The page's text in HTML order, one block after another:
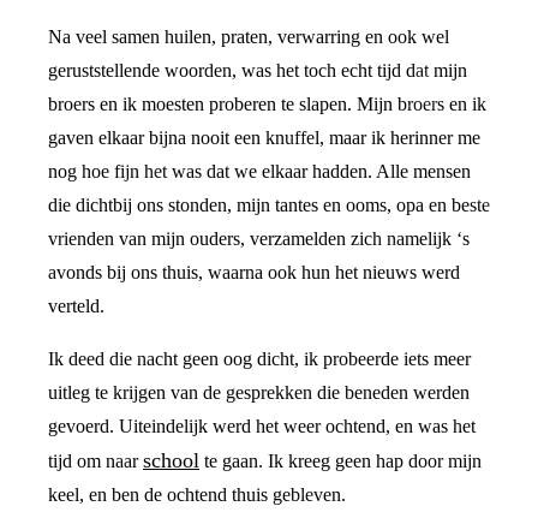
Na veel samen huilen, praten, verwarring en ook wel
geruststellende woorden, was het toch echt tijd dat mijn
broers en ik moesten proberen te slapen. Mijn broers en ik
gaven elkaar bijna nooit een knuffel, maar ik herinner me
nog hoe fijn het was dat we elkaar hadden. Alle mensen
die dichtbij ons stonden, mijn tantes en ooms, opa en beste
vrienden van mijn ouders, verzamelden zich namelijk ‘s
avonds bij ons thuis, waarna ook hun het nieuws werd
verteld.
Ik deed die nacht geen oog dicht, ik probeerde iets meer
uitleg te krijgen van de gesprekken die beneden werden
gevoerd. Uiteindelijk werd het weer ochtend, en was het
tijd om naarschool te gaan. Ik kreeg geen hap door mijn
keel, en ben de ochtend thuis gebleven.